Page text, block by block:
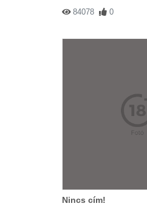
84078 0
Nincs cím!